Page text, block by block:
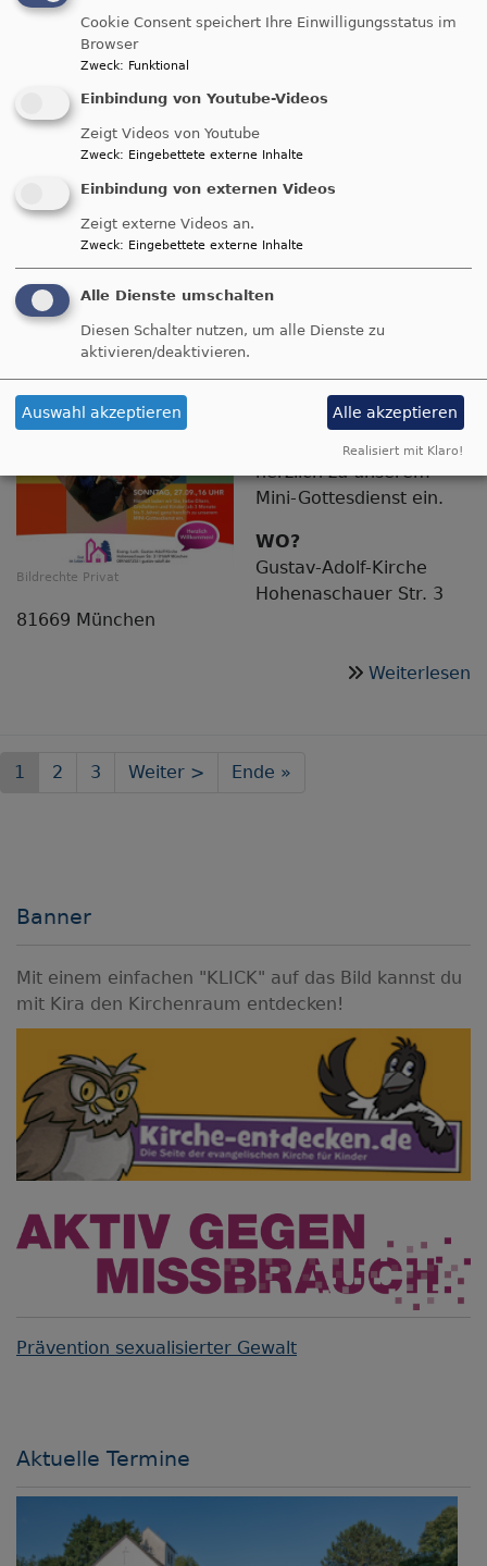
Hohenaschauer Str. 3
81669 München
MINI-Gottesdienst
Bildrechte Privat
Sonntag,
27.09.2026 um
16.00 Uhr
liebe Eltern, Großeltern
und Kinder (ab 3 Monate
bis 5 Jahre) ganz
herzlich zu unserem
Mini-Gottesdienst ein.
WO?
Gustav-Adolf-Kirche
Hohenaschauer Str. 3
81669 München
Weiterlesen
Seitennummerierung
Aktuelle
1 Seite
2 Seite
3
Nächste
Weiter >
Last
Ende »
Banner
Mit einem einfachen "KLICK" auf das Bild kannst du
mit Kira den Kirchenraum entdecken!
Prävention sexualisierter Gewalt
Aktuelle Termine
Cookie Consent speichert Ihre Einwilligungsstatus im
Browser
Zweck: Funktional
Einbindung von Youtube-Videos
Zeigt Videos von Youtube
Zweck: Eingebettete externe Inhalte
Einbindung von externen Videos
Zeigt externe Videos an.
Zweck: Eingebettete externe Inhalte
Alle Dienste umschalten
Diesen Schalter nutzen, um alle Dienste zu
aktivieren/deaktivieren.
Auswahl akzeptieren Alle akzeptieren
Realisiert mit Klaro!